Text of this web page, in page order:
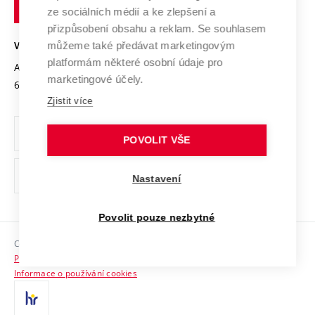
Open Science
Projekty
Projekty ze strukturálních fondů
Specifický výzkum
Mezinárodní dohody
Univerzitní sítě
Podnikavá univerzita / ContriBUTe
Bezpečná univerzita
Vyznamenání
Organizační struktura
Ochrana osobních údajů
odkaz)
Sociální bezpečí
HR Award
Kontakty
technické
VYSOKÉ UČENÍ TECHNICKÉ V BRNĚ
Antonínská 548/1
602 00 Brno
www.vut.cz
vut@vutbr.cz
Copyright © 2026 VUT
Prohlášení o přístupnosti
Informace o používání cookies
ze sociálních médií a ke zlepšení a
přizpůsobení obsahu a reklam. Se souhlasem
můžeme také předávat marketingovým
platformám některé osobní údaje pro
marketingové účely.
Zjistit více
POVOLIT VŠE
Nastavení
Povolit pouze nezbytné